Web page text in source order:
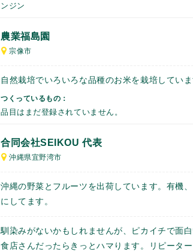
ンジン
農業福島園
宗像市
自然栽培でいろいろな品種のお米を栽培していま
つくっているもの：
品目はまだ登録されていません。
合同会社SEIKOU 代表
沖縄県宜野湾市
沖縄の野菜とフルーツを出荷しています。有機
にしてます。
馴染みがないかもしれませんが、ピカイチで面
食店さんだったらきっとハマります。リピーター